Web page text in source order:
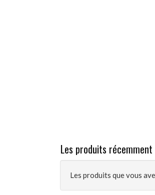
Les produits
Les produits que vous